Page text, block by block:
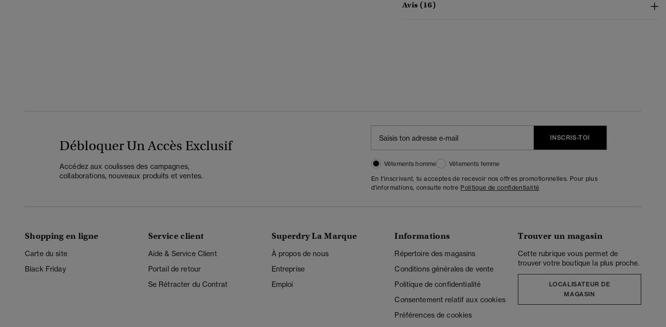
Avis (16)
Débloquer Un Accès Exclusif
Accédez aux coulisses des campagnes,
collaborations, nouveaux produits et ventes.
INSCRIS-TOI
Vêtements homme
Vêtements femme
En t'inscrivant, tu acceptes de recevoir nos offres promotionnelles. Pour plus
d'informations, consulte notre Politique de confidentialité
Shopping en ligne
Carte du site
Black Friday
Service client
Aide & Service Client
Portail de retour
Se Rétracter du Contrat
Superdry La Marque
À propos de nous
Entreprise
Emploi
Informations
Répertoire des magasins
Conditions générales de vente
Politique de confidentialité
Consentement relatif aux cookies
Préférences de cookies
Trouver un magasin
Cette rubrique vous permet de
trouver votre boutique la plus proche.
LOCALISATEUR DE
MAGASIN